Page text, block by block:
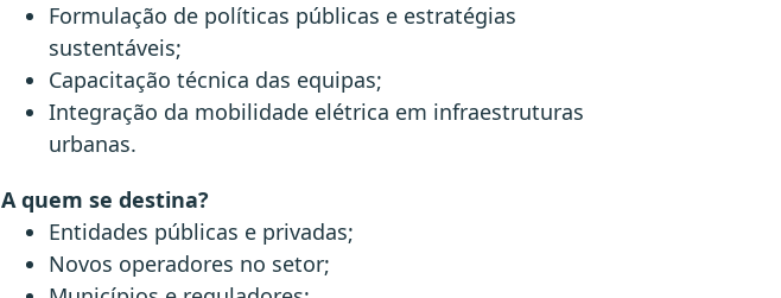
Formulação de políticas públicas e estratégias
sustentáveis;
Capacitação técnica das equipas;
Integração da mobilidade elétrica em infraestruturas
urbanas.
A quem se destina?
Entidades públicas e privadas;
Novos operadores no setor;